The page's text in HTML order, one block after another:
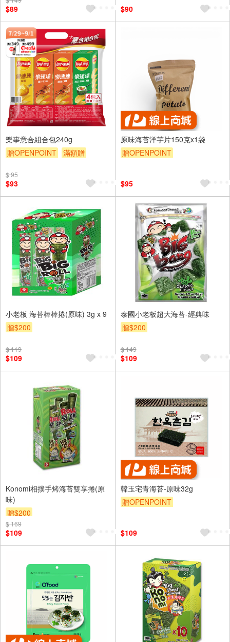
$89 $90
樂事意合組合包240g
贈OPENPOINT
滿額贈
$ 95
$93
原味海苔洋芋片150克x1袋
贈OPENPOINT
$95
小老板 海苔棒棒捲(原味) 3g x 9
贈$200
$ 119
$109
泰國小老板超大海苔-經典味
贈$200
$ 149
$109
Konomi相撲手烤海苔雙享捲(原
味)
贈$200
$ 169
$109
韓玉宅青海苔-原味32g
贈OPENPOINT
$109